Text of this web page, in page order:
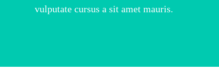
vulputate cursus a sit amet mauris.